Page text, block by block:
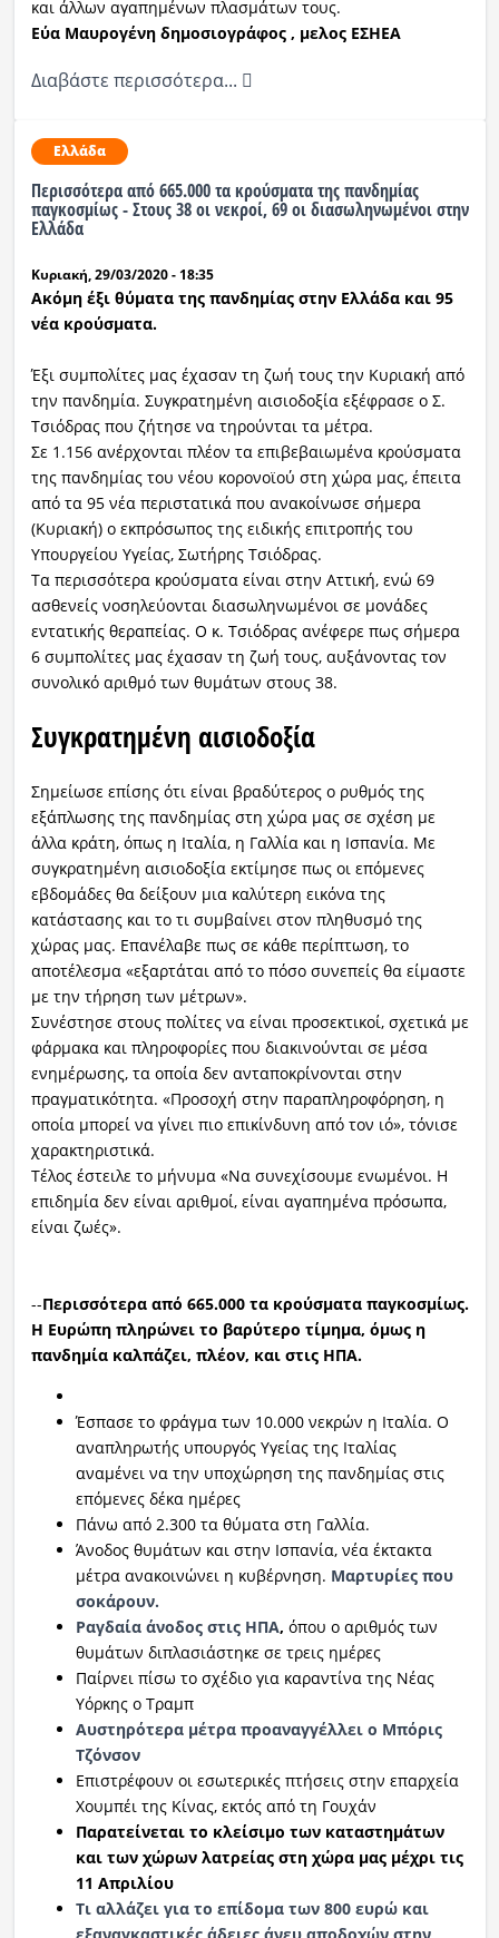
και άλλων αγαπημένων πλασμάτων τους.
Εύα Μαυρογένη δημοσιογράφος , μελος ΕΣΗΕΑ
Διαβάστε περισσότερα...
Ελλάδα
Περισσότερα από 665.000 τα κρούσματα της πανδημίας
παγκοσμίως - Στους 38 οι νεκροί, 69 οι διασωληνωμένοι στην
Ελλάδα
Κυριακή, 29/03/2020 - 18:35
Ακόμη έξι θύματα της πανδημίας στην Ελλάδα και 95
νέα κρούσματα.
Έξι συμπολίτες μας έχασαν τη ζωή τους την Κυριακή από
την πανδημία. Συγκρατημένη αισιοδοξία εξέφρασε ο Σ.
Τσιόδρας που ζήτησε να τηρούνται τα μέτρα.
Σε 1.156 ανέρχονται πλέον τα επιβεβαιωμένα κρούσματα
της πανδημίας του νέου κορονοϊού στη χώρα μας, έπειτα
από τα 95 νέα περιστατικά που ανακοίνωσε σήμερα
(Κυριακή) ο εκπρόσωπος της ειδικής επιτροπής του
Υπουργείου Υγείας, Σωτήρης Τσιόδρας.
Τα περισσότερα κρούσματα είναι στην Αττική, ενώ 69
ασθενείς νοσηλεύονται διασωληνωμένοι σε μονάδες
εντατικής θεραπείας. Ο κ. Τσιόδρας ανέφερε πως σήμερα
6 συμπολίτες μας έχασαν τη ζωή τους, αυξάνοντας τον
συνολικό αριθμό των θυμάτων στους 38.
Συγκρατημένη αισιοδοξία
Σημείωσε επίσης ότι είναι βραδύτερος ο ρυθμός της
εξάπλωσης της πανδημίας στη χώρα μας σε σχέση με
άλλα κράτη, όπως η Ιταλία, η Γαλλία και η Ισπανία. Με
συγκρατημένη αισιοδοξία εκτίμησε πως οι επόμενες
εβδομάδες θα δείξουν μια καλύτερη εικόνα της
κατάστασης και το τι συμβαίνει στον πληθυσμό της
χώρας μας. Επανέλαβε πως σε κάθε περίπτωση, το
αποτέλεσμα «εξαρτάται από το πόσο συνεπείς θα είμαστε
με την τήρηση των μέτρων».
Συνέστησε στους πολίτες να είναι προσεκτικοί, σχετικά με
φάρμακα και πληροφορίες που διακινούνται σε μέσα
ενημέρωσης, τα οποία δεν ανταποκρίνονται στην
πραγματικότητα. «Προσοχή στην παραπληροφόρηση, η
οποία μπορεί να γίνει πιο επικίνδυνη από τον ιό», τόνισε
χαρακτηριστικά.
Τέλος έστειλε το μήνυμα «Να συνεχίσουμε ενωμένοι. Η
επιδημία δεν είναι αριθμοί, είναι αγαπημένα πρόσωπα,
είναι ζωές».
--Περισσότερα από 665.000 τα κρούσματα παγκοσμίως.
Η Ευρώπη πληρώνει το βαρύτερο τίμημα, όμως η
πανδημία καλπάζει, πλέον, και στις ΗΠΑ.
Έσπασε το φράγμα των 10.000 νεκρών η Ιταλία. Ο
αναπληρωτής υπουργός Υγείας της Ιταλίας
αναμένει να την υποχώρηση της πανδημίας στις
επόμενες δέκα ημέρες
Πάνω από 2.300 τα θύματα στη Γαλλία.
Άνοδος θυμάτων και στην Ισπανία, νέα έκτακτα
μέτρα ανακοινώνει η κυβέρνηση. Μαρτυρίες που
σοκάρουν.
Ραγδαία άνοδος στις ΗΠΑ, όπου ο αριθμός των
θυμάτων διπλασιάστηκε σε τρεις ημέρες
Παίρνει πίσω το σχέδιο για καραντίνα της Νέας
Υόρκης ο Τραμπ
Αυστηρότερα μέτρα προαναγγέλλει ο Μπόρις
Τζόνσον
Επιστρέφουν οι εσωτερικές πτήσεις στην επαρχεία
Χουμπέι της Κίνας, εκτός από τη Γουχάν
Παρατείνεται το κλείσιμο των καταστημάτων
και των χώρων λατρείας στη χώρα μας μέχρι τις
11 Απριλίου
Τι αλλάζει για το επίδομα των 800 ευρώ και